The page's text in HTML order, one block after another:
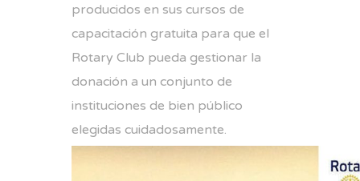
producidos en sus cursos de
capacitación gratuita para que el
Rotary Club pueda gestionar la
donación a un conjunto de
instituciones de bien público
elegidas cuidadosamente.